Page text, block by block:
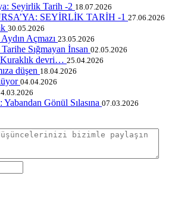
Seyirlik Tarih -2 18.07.2026
SEYİRLİK TARİH -1 27.06.2026
30.05.2026
Açmazı 23.05.2026
Sığmayan İnsan 02.05.2026
Kuraklık devri… 25.04.2026
düşen 18.04.2026
04.04.2026
Yabandan Gönül Sılasına 07.03.2026